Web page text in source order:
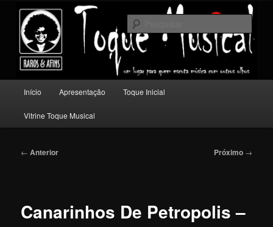
conteúdo
principalToque Musical
Um lugar para quem escuta música com outros olhos.
principal
Início Apresentação Toque Inicial
Vitrine Toque Musical
Navegação
← Anterior Próximo →
Canarinhos De Petropolis –